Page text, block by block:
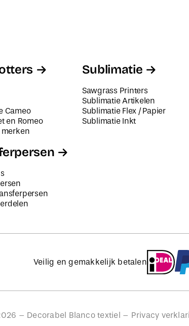
Cameo
en Romeo
merken
Sublimatie
Sawgrass Printers
Sublimatie Artikelen
Sublimatie Flex / Papier
Sublimatie Inkt
Veilig en gemakkelijk betalen
– Decorabel Blanco textiel – Privacy